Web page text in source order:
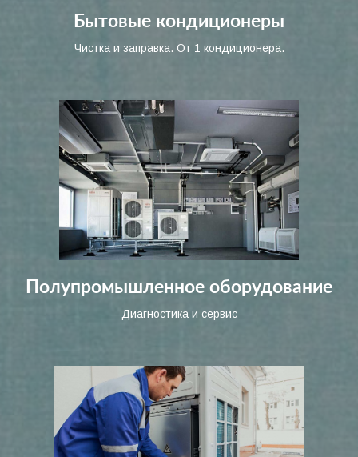
Бытовые кондиционеры
Чистка и заправка. От 1 кондиционера.
Полупромышленное оборудование
Диагностика и сервис